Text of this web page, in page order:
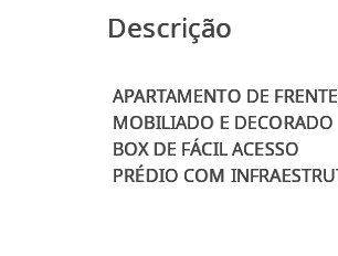
Descrição
APARTAMENTO DE FRENTE
MOBILIADO E DECORADO
BOX DE FÁCIL ACESSO